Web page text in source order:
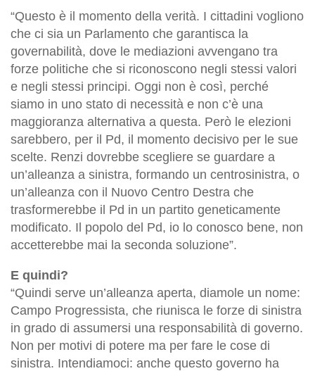
“Questo è il momento della verità. I cittadini vogliono
che ci sia un Parlamento che garantisca la
governabilità, dove le mediazioni avvengano tra
forze politiche che si riconoscono negli stessi valori
e negli stessi principi. Oggi non è così, perché
siamo in uno stato di necessità e non c’è una
maggioranza alternativa a questa. Però le elezioni
sarebbero, per il Pd, il momento decisivo per le sue
scelte. Renzi dovrebbe scegliere se guardare a
un’alleanza a sinistra, formando un centrosinistra, o
un’alleanza con il Nuovo Centro Destra che
trasformerebbe il Pd in un partito geneticamente
modificato. Il popolo del Pd, io lo conosco bene, non
accetterebbe mai la seconda soluzione”.
E quindi?
“Quindi serve un’alleanza aperta, diamole un nome:
Campo Progressista, che riunisca le forze di sinistra
in grado di assumersi una responsabilità di governo.
Non per motivi di potere ma per fare le cose di
sinistra. Intendiamoci: anche questo governo ha